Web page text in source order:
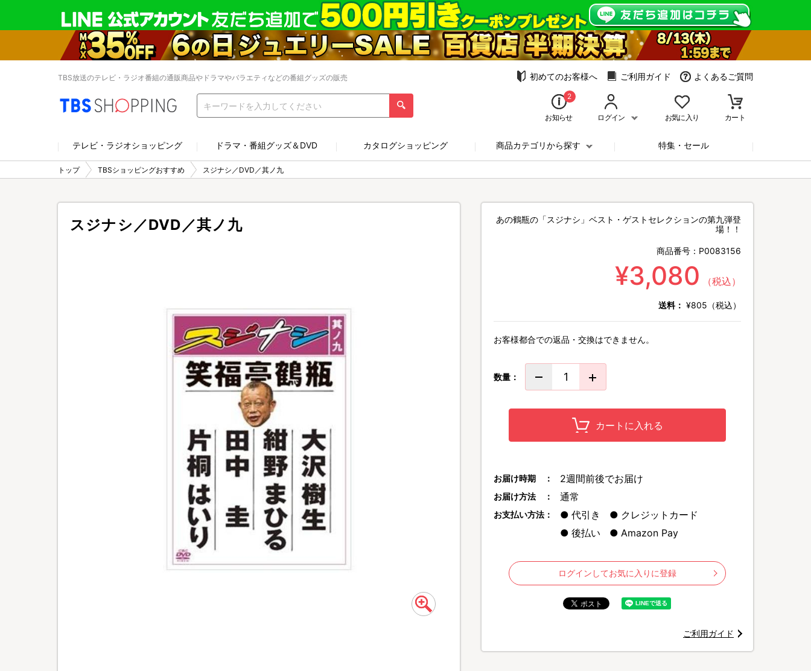
TBS放送のテレビ・ラジオ番組の通販商品やドラマやバラエティなどの番組グッズの販売 初めてのお客様へ ご利用ガイド よくあるご質問
2
お知らせ ログイン お気に入り カート
テレビ・ラジオショッピング ドラマ・番組グッズ＆DVD カタログショッピング 商品カテゴリから探す 特集・セール
トップ TBSショッピングおすすめ スジナシ／DVD／其ノ九
スジナシ／DVD／其ノ九
あの鶴瓶の「スジナシ」ベスト・ゲストセレクションの第九弾登
場！！
商品番号： P0083156
¥3,080 （税込）
送料： ¥805（税込）
お客様都合での返品・交換はできません。
数量：
カートに入れる
お届け時期 ： 2週間前後でお届け
お届け方法 ： 通常
お支払い方法： 代引き
クレジットカード
後払い
Amazon Pay
ログインしてお気に入りに登録
ご利用ガイド